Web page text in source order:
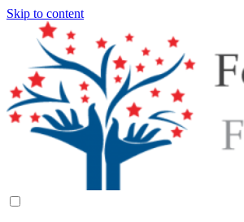
Skip to content